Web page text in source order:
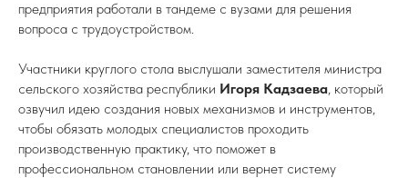
предприятия работали в тандеме с вузами для решения
вопроса с трудоустройством.
Участники круглого стола выслушали заместителя министра
сельского хозяйства республики Игоря Кадзаева, который
озвучил идею создания новых механизмов и инструментов,
чтобы обязать молодых специалистов проходить
производственную практику, что поможет в
профессиональном становлении или вернет систему